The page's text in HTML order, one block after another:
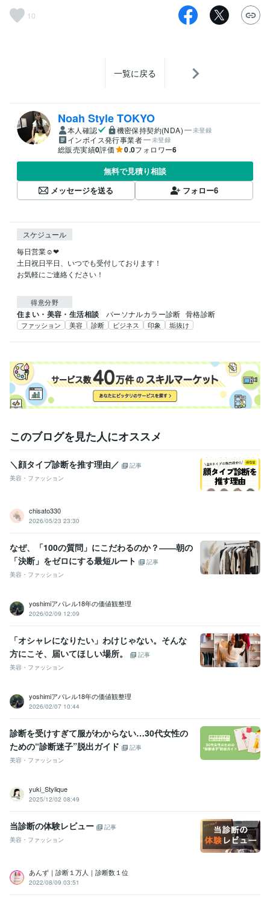
10
一覧に戻る
Noah Style TOKYO
本人確認 機密保持契約(NDA) 未登録
インボイス発行事業者 未登録
総販売実績0評価 0.0フォロワー6
無料で見積り相談
メッセージを送る
フォロー6
スケジュール
毎日営業☺︎❤︎
土日祝日平日、いつでも受付しております！
お気軽にご連絡ください！
得意分野
住まい・美容・生活相談 パーソナルカラー診断 骨格診断
ファッション 美容 診断 ビジネス 印象 垢抜け
このブログを見た人にオススメ
＼顔タイプ診断を推す理由／
記事
美容・ファッション
chisato330
2026/05/23 23:30
なぜ、「100の質問」にこだわるのか？――朝の
「決断」をゼロにする最短ルート
記事
美容・ファッション
yoshimiアパレル18年の価値観整理
2026/02/09 12:09
「オシャレになりたい」わけじゃない。そんな
方にこそ、届いてほしい場所。
記事
美容・ファッション
yoshimiアパレル18年の価値観整理
2026/02/07 10:44
診断を受けすぎて服がわからない…30代女性の
ための“診断迷子”脱出ガイド
記事
美容・ファッション
yuki_Stylique
2025/12/02 08:49
当診断の体験レビュー
記事
美容・ファッション
あんず｜診断１万人｜診断数１位
2022/08/09 03:51